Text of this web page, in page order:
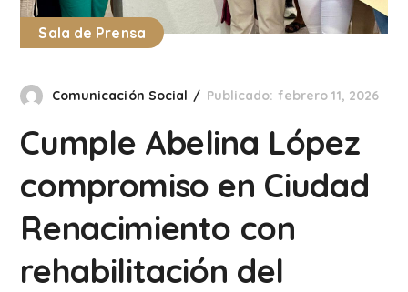
Sala de Prensa
Comunicación Social Publicado: febrero 11, 2026
Cumple Abelina López
compromiso en Ciudad
Renacimiento con
rehabilitación del